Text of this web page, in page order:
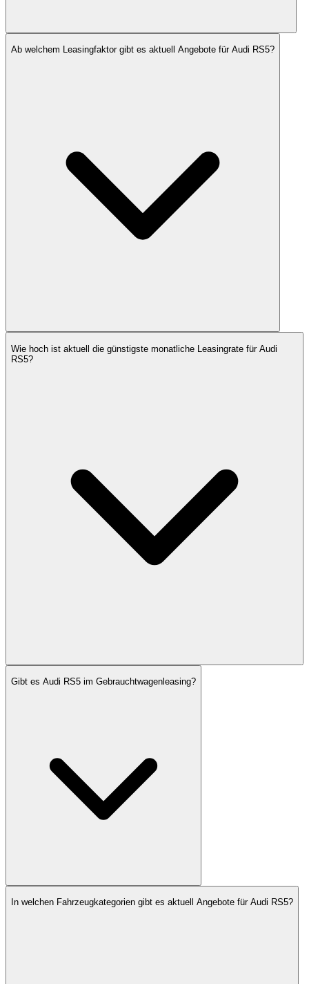
Ab welchem Leasingfaktor gibt es aktuell Angebote für Audi RS5?
Wie hoch ist aktuell die günstigste monatliche Leasingrate für Audi
RS5?
Gibt es Audi RS5 im Gebrauchtwagenleasing?
In welchen Fahrzeugkategorien gibt es aktuell Angebote für Audi RS5?